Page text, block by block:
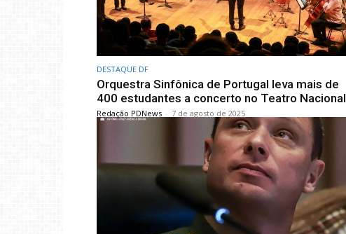
DESTAQUE DF
Orquestra Sinfônica de Portugal leva mais de
400 estudantes a concerto no Teatro Nacional
Redação PDNews - 7 de agosto de 2025